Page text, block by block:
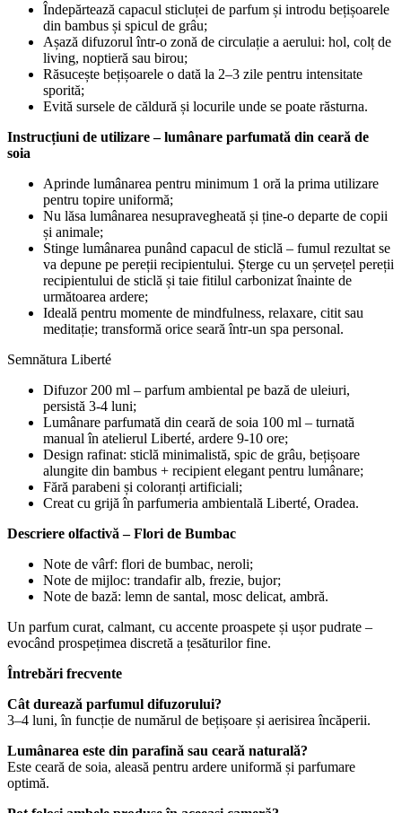
Îndepărtează capacul sticluței de parfum și introdu bețișoarele
din bambus și spicul de grâu;
Așază difuzorul într-o zonă de circulație a aerului: hol, colț de
living, noptieră sau birou;
Răsucește bețișoarele o dată la 2–3 zile pentru intensitate
sporită;
Evită sursele de căldură și locurile unde se poate răsturna.
Instrucțiuni de utilizare – lumânare parfumată din ceară de
soia
Aprinde lumânarea pentru minimum 1 oră la prima utilizare
pentru topire uniformă;
Nu lăsa lumânarea nesupravegheată și ține-o departe de copii
și animale;
Stinge lumânarea punând capacul de sticlă – fumul rezultat se
va depune pe pereții recipientului. Șterge cu un șervețel pereții
recipientului de sticlă și taie fitilul carbonizat înainte de
următoarea ardere;
Ideală pentru momente de mindfulness, relaxare, citit sau
meditație; transformă orice seară într-un spa personal.
Semnătura Liberté
Difuzor 200 ml – parfum ambiental pe bază de uleiuri,
persistă 3-4 luni;
Lumânare parfumată din ceară de soia 100 ml – turnată
manual în atelierul Liberté, ardere 9-10 ore;
Design rafinat: sticlă minimalistă, spic de grâu, bețișoare
alungite din bambus + recipient elegant pentru lumânare;
Fără parabeni și coloranți artificiali;
Creat cu grijă în parfumeria ambientală Liberté, Oradea.
Descriere olfactivă – Flori de Bumbac
Note de vârf: flori de bumbac, neroli;
Note de mijloc: trandafir alb, frezie, bujor;
Note de bază: lemn de santal, mosc delicat, ambră.
Un parfum curat, calmant, cu accente proaspete și ușor pudrate –
evocând prospețimea discretă a țesăturilor fine.
Întrebări frecvente
Cât durează parfumul difuzorului?
3–4 luni, în funcție de numărul de bețișoare și aerisirea încăperii.
Lumânarea este din parafină sau ceară naturală?
Este ceară de soia, aleasă pentru ardere uniformă și parfumare
optimă.